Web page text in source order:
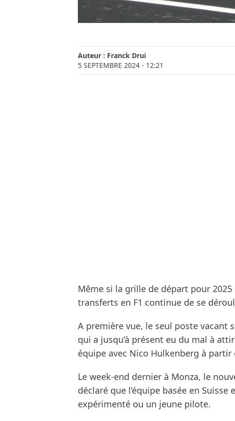
Auteur : Franck Drui
5 SEPTEMBRE 2024 - 12:21
Même si la grille de départ pour
transferts en F1 continue de se
A première vue, le seul poste vacant
qui a jusqu’à présent eu du mal à
équipe avec Nico Hulkenberg à partir
Le week-end dernier à Monza, le
déclaré que l’équipe basée en
expérimenté ou un jeune pilote.